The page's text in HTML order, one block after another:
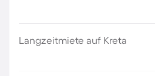
Langzeitmiete auf Kreta